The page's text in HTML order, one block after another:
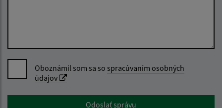
Oboznámil som sa so spracúvaním osobných
údajov
Google reCaptcha ResponseOdoslať správu